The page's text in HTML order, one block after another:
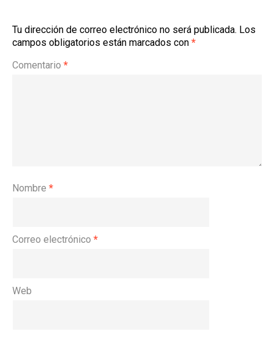
Tu dirección de correo electrónico no será publicada. Los
campos obligatorios están marcados con *
Comentario *
Nombre *
Correo electrónico *
Web